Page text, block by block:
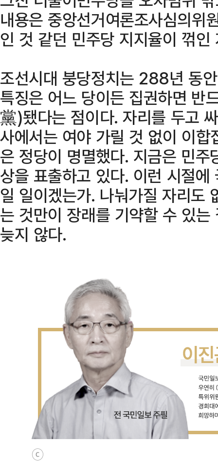
내용은 중앙선거여론조사심의위
인 것 같던 민주당 지지율이 꺾
조선시대 붕당정치는 288년 동
특징은 어느 당이든 집권하면 반
黨)됐다는 점이다. 자리를 두고
사에서는 여야 가릴 것 없이 이
은 정당이 명멸했다. 지금은 민
상을 표출하고 있다. 이런 시절
일 일이겠는가. 나눠가질 자리도
는 것만이 장래를 기약할 수 있
늦지 않다.
ⓒ